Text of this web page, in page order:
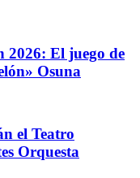
2026: El juego de
Osuna
el Teatro
Orquesta